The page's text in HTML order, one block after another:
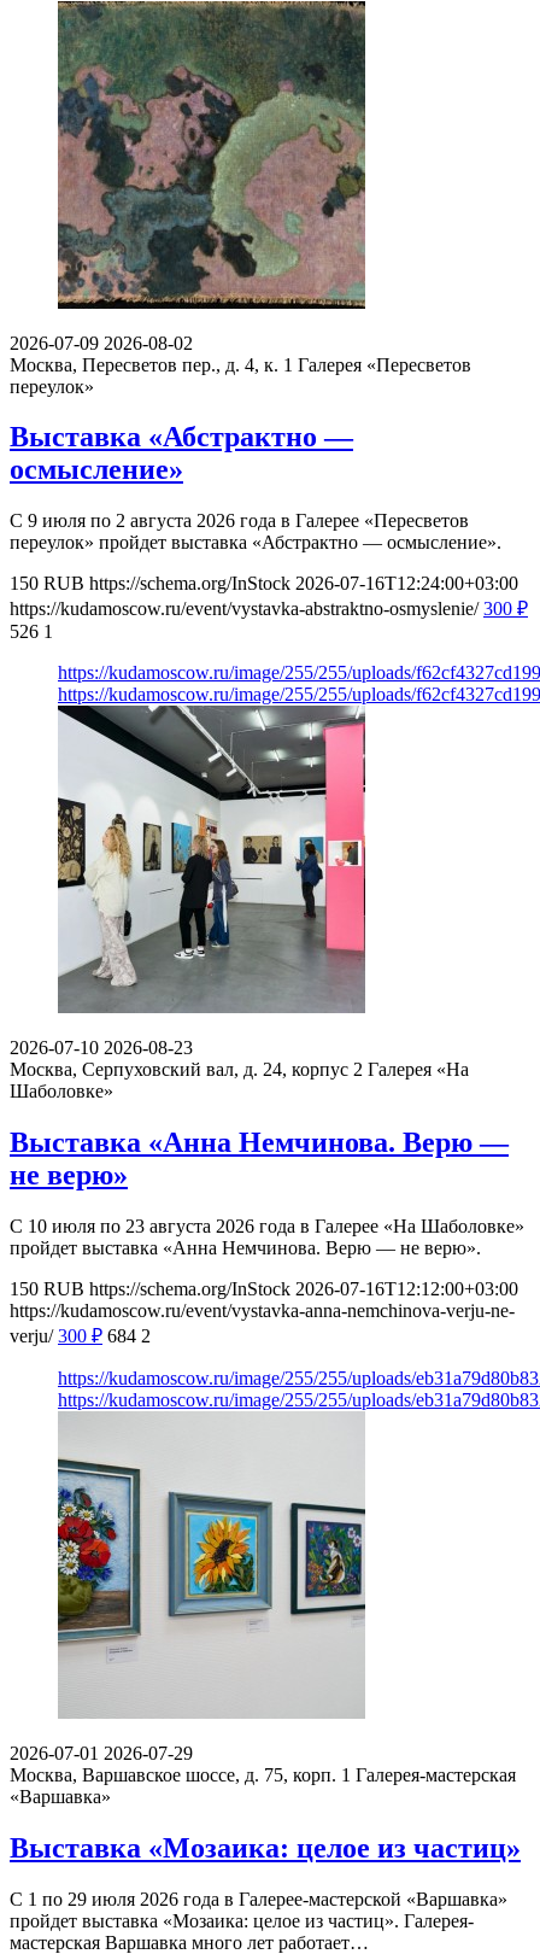
2026-07-09 2026-08-02
Москва, Пересветов пер., д. 4, к. 1 Галерея «Пересветов
переулок»
Выставка «Абстрактно —
осмысление»
С 9 июля по 2 августа 2026 года в Галерее «Пересветов
переулок» пройдет выставка «Абстрактно — осмысление».
150 RUB https://schema.org/InStock 2026-07-16T12:24:00+03:00
https://kudamoscow.ru/event/vystavka-abstraktno-osmyslenie/ 300 ₽
526 1
https://kudamoscow.ru/image/255/255/uploads/
https://kudamoscow.ru/image/255/255/uploads/
2026-07-10 2026-08-23
Москва, Серпуховский вал, д. 24, корпус 2 Галерея «На
Шаболовке»
Выставка «Анна Немчинова. Верю —
не верю»
С 10 июля по 23 августа 2026 года в Галерее «На Шаболовке»
пройдет выставка «Анна Немчинова. Верю — не верю».
150 RUB https://schema.org/InStock 2026-07-16T12:12:00+03:00
https://kudamoscow.ru/event/vystavka-anna-nemchinova-verju-ne-
verju/ 300 ₽ 684 2
https://kudamoscow.ru/image/255/255/uploads/
https://kudamoscow.ru/image/255/255/uploads/
2026-07-01 2026-07-29
Москва, Варшавское шоссе, д. 75, корп. 1 Галерея-мастерская
«Варшавка»
Выставка «Мозаика: целое из частиц»
С 1 по 29 июля 2026 года в Галерее-мастерской «Варшавка»
пройдет выставка «Мозаика: целое из частиц». Галерея-
мастерская Варшавка много лет работает…